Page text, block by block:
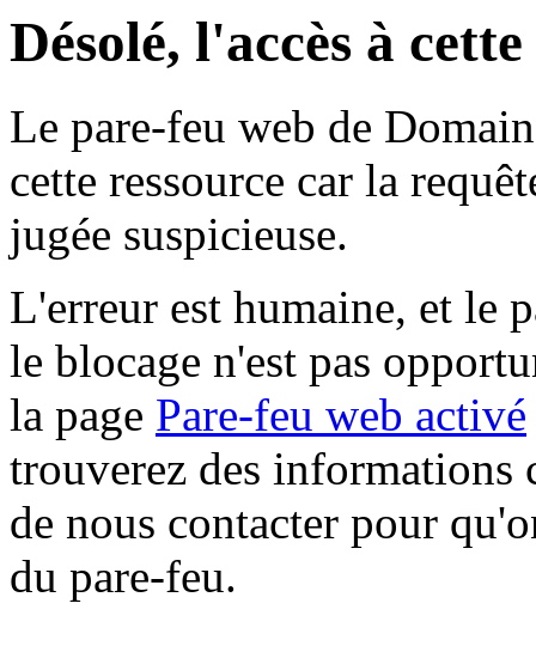
Désolé, l'accès à
Le pare-feu web de
cette ressource car la
jugée suspicieuse.
L'erreur est humaine, et le
le blocage n'est pas
la page Pare-feu web activé
trouverez des informations
de nous contacter pour
du pare-feu.